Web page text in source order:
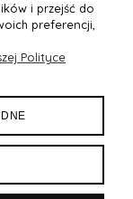
i przejść do
preferencji,
Polityce